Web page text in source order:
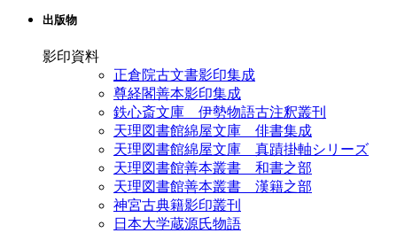
出版物
影印資料
正倉院古文書影印集成
尊経閣善本影印集成
鉄心斎文庫 伊勢物語古注釈叢刊
天理図書館綿屋文庫 俳書集成
天理図書館綿屋文庫 真蹟掛軸シリーズ
天理図書館善本叢書 和書之部
天理図書館善本叢書 漢籍之部
神宮古典籍影印叢刊
日本大学蔵源氏物語